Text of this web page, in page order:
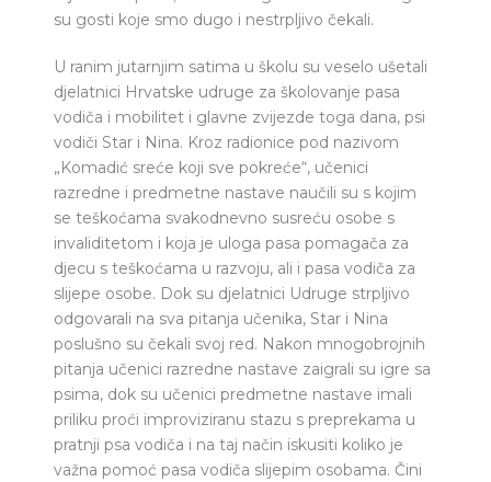
su gosti koje smo dugo i nestrpljivo čekali.
U ranim jutarnjim satima u školu su veselo ušetali
djelatnici Hrvatske udruge za školovanje pasa
vodiča i mobilitet i glavne zvijezde toga dana, psi
vodiči Star i Nina. Kroz radionice pod nazivom
„Komadić sreće koji sve pokreće“, učenici
razredne i predmetne nastave naučili su s kojim
se teškoćama svakodnevno susreću osobe s
invaliditetom i koja je uloga pasa pomagača za
djecu s teškoćama u razvoju, ali i pasa vodiča za
slijepe osobe. Dok su djelatnici Udruge strpljivo
odgovarali na sva pitanja učenika, Star i Nina
poslušno su čekali svoj red. Nakon mnogobrojnih
pitanja učenici razredne nastave zaigrali su igre sa
psima, dok su učenici predmetne nastave imali
priliku proći improviziranu stazu s preprekama u
pratnji psa vodiča i na taj način iskusiti koliko je
važna pomoć pasa vodiča slijepim osobama. Čini